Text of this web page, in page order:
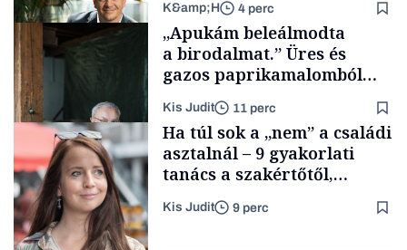
Smart habits
TÁMOGATÓI
TARTALOM
K&amp;H 4 perc
Családi
vállalkozások
„Apukám beleálmodta
a birodalmat.” Üres és
gazos paprikamalomból
lett az igazi családi
fűszersztori
Kis Judit 11 perc
Ha túl sok a „nem” a családi
asztalnál – 9 gyakorlati
tanács a szakértőtől,
hogyan legyünk jól etető
szülők
Kis Judit 9 perc